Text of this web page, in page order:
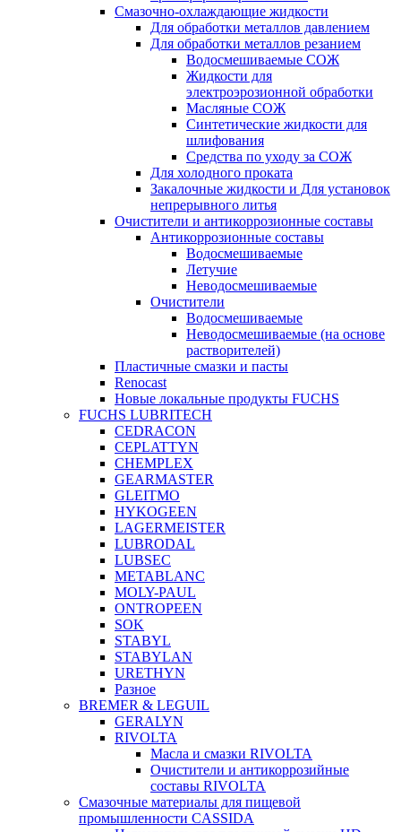
Смазочно-охлаждающие жидкости
Для обработки металлов давлением
Для обработки металлов резанием
Водосмешиваемые СОЖ
Жидкости для
электроэрозионной обработки
Масляные СОЖ
Синтетические жидкости для
шлифования
Средства по уходу за СОЖ
Для холодного проката
Закалочные жидкости и Для установок
непрерывного литья
Очистители и антикоррозионные составы
Антикоррозионные составы
Водосмешиваемые
Летучие
Неводосмешиваемые
Очистители
Водосмешиваемые
Неводосмешиваемые (на основе
растворителей)
Пластичные смазки и пасты
Renocast
Новые локальные продукты FUCHS
FUCHS LUBRITECH
CEDRACON
CEPLATTYN
CHEMPLEX
GEARMASTER
GLEITMO
HYKOGEEN
LAGERMEISTER
LUBRODAL
LUBSEC
METABLANC
MOLY-PAUL
ONTROPEEN
SOK
STABYL
STABYLAN
URETHYN
Разное
BREMER & LEGUIL
GERALYN
RIVOLTA
Масла и смазки RIVOLTA
Очистители и антикоррозийные
составы RIVOLTA
Смазочные материалы для пищевой
промышленности CASSIDA